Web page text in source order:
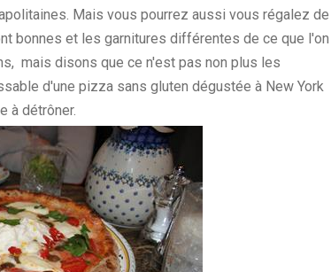
Mais vous pourrez aussi vous régalez de
bonnes et les garnitures différentes de ce que l'on
mais disons que ce n'est pas non plus les
d'une pizza sans gluten dégustée à New York
à détrôner.